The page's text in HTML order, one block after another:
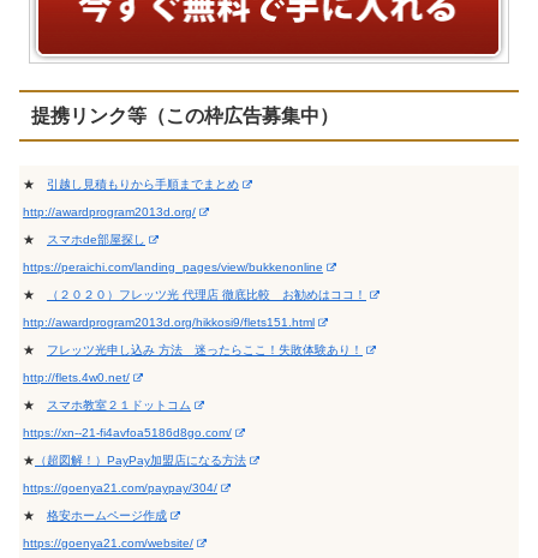
提携リンク等（この枠広告募集中）
★ 引越し見積もりから手順までまとめ
http://awardprogram2013d.org/
★ スマホde部屋探し
https://peraichi.com/landing_pages/view/bukkenonline
★ （２０２０）フレッツ光 代理店 徹底比較 お勧めはココ！
http://awardprogram2013d.org/hikkosi9/flets151.html
★ フレッツ光申し込み 方法 迷ったらここ！失敗体験あり！
http://flets.4w0.net/
★ スマホ教室２１ドットコム
https://xn--21-fi4avfoa5186d8go.com/
★ （超図解！）PayPay加盟店になる方法
https://goenya21.com/paypay/304/
★ 格安ホームページ作成
https://goenya21.com/website/